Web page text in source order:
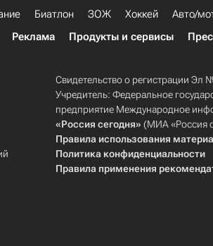
Биатлон ЗОЖ Хоккей Авто/
Реклама Продукты и сервисы
Свидетельство о регистрации
Учредитель: Федеральное
предприятие Международное
«Россия сегодня» (МИА «Россия
Правила использования
Политика конфиденциальности
Правила применения